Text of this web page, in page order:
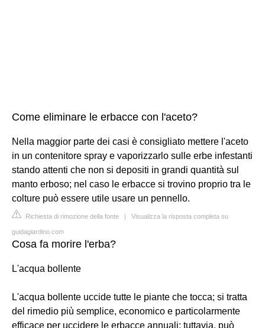
Come eliminare le erbacce con l'aceto?
Nella maggior parte dei casi è consigliato mettere l'aceto
in un contenitore spray e vaporizzarlo sulle erbe infestanti
stando attenti che non si depositi in grandi quantità sul
manto erboso; nel caso le erbacce si trovino proprio tra le
colture può essere utile usare un pennello.
Richiesta di rimozione della fonte | Visualizza la risposta completa su
guidagiardino.com
Cosa fa morire l'erba?
L'acqua bollente
L'acqua bollente uccide tutte le piante che tocca; si tratta
del rimedio più semplice, economico e particolarmente
efficace per uccidere le erbacce annuali; tuttavia, può